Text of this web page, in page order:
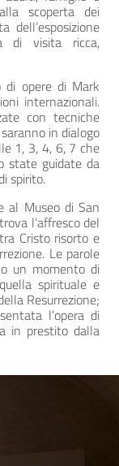
scoperta dei
di visita ricca,
di opere di Mark
internazionali.
con tecniche
in dialogo
1, 3, 4, 6, 7 che
state guidate da
spirito.
al Museo di San
l’affresco del
Cristo risorto e
Le parole
un momento di
spirituale e
Resurrezione;
l’opera di
in prestito dalla